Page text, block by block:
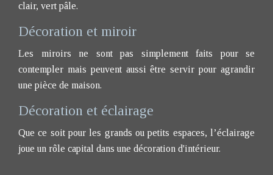
clair, vert pâle.
Décoration et miroir
Les miroirs ne sont pas simplement faits pour se
contempler mais peuvent aussi être servir pour agrandir
une pièce de maison.
Décoration et éclairage
Que ce soit pour les grands ou petits espaces, l’éclairage
joue un rôle capital dans une décoration d'intérieur.